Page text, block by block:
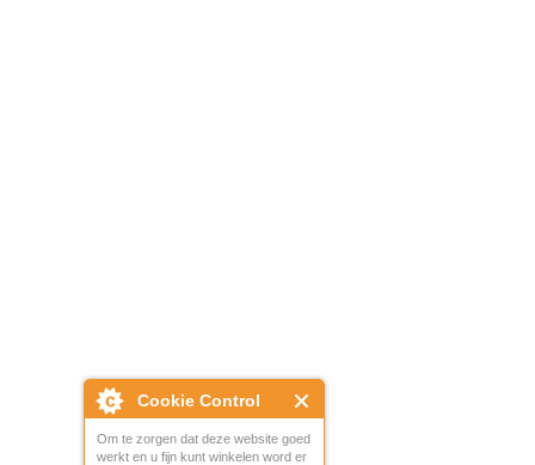
Cookie Control
Om te zorgen dat deze website goed
werkt en u fijn kunt winkelen word er